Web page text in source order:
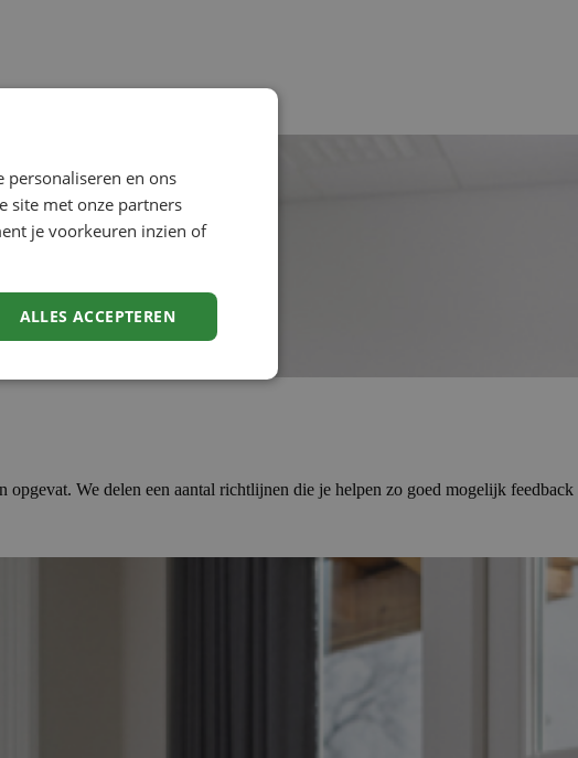
We delen een aantal richtlijnen die je helpen zo goed mogelijk feedback
personaliseren en ons
site met onze partners
je voorkeuren inzien of
ALLES ACCEPTEREN